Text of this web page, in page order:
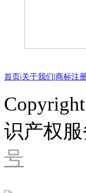
首页|关于我们|商标注
识产权
号